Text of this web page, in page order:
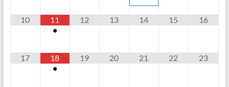
10
11
•
12 13 14 15 16
17
18
•
19 20 21 22 23